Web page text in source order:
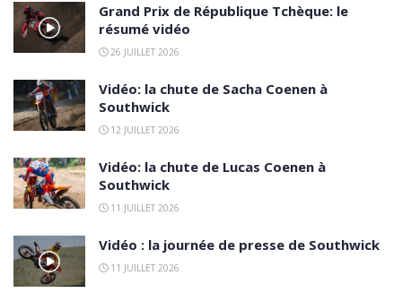
Grand Prix de République Tchèque: le
résumé vidéo
26 JUILLET 2026
Vidéo: la chute de Sacha Coenen à
Southwick
12 JUILLET 2026
Vidéo: la chute de Lucas Coenen à
Southwick
11 JUILLET 2026
Vidéo : la journée de presse de Southwick
11 JUILLET 2026